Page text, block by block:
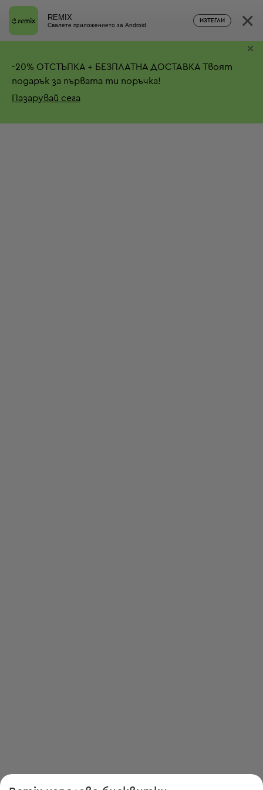
REMIX
Свалете приложението за Android
ИЗТЕГЛИ ×
-20% ОТСТЪПКА + БЕЗПЛАТНА ДОСТАВКА Твоят
подарък за първата ти поръчка!
Пазарувай сега
×